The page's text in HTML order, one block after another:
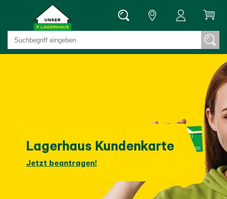
Lagerhaus Kundenkarte
Jetzt beantragen!